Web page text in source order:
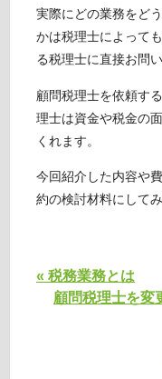
実際にどの業務をど
かは税理士によって
る税理士に直接お問
顧問税理士を依頼す
理士は資金や税金の
くれます。
今回紹介した内容や
約の検討材料にして
« 税務業務とは
顧問税理士を変